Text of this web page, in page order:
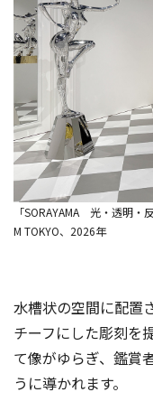
「SORAYAMA 光・透明
M TOKYO、2026年
水槽状の空間に配置
チーフにした彫刻を
て像がゆらぎ、鑑賞
うに導かれます。